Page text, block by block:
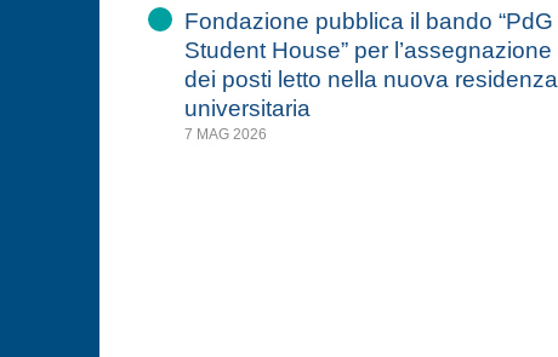
Fondazione pubblica il bando “PdG
Student House” per l’assegnazione
dei posti letto nella nuova residenza
universitaria
7 MAG 2026